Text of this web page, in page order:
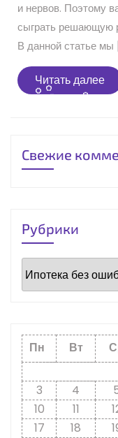
и нервов. Поэтому
сыграть решающую
В данной статье мы
Читать далее
Свежие
Рубрики
Рубрики
Пн Вт
3
4
10
11
17
18